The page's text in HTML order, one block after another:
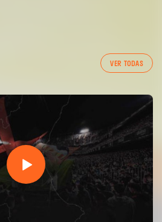
VER TODAS